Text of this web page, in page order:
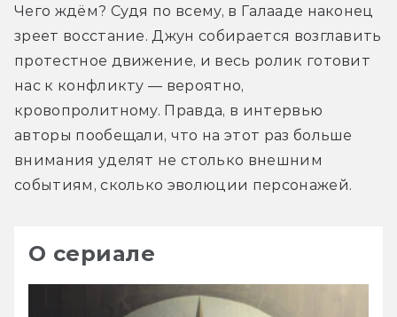
Чего ждём? Судя по всему, в Галааде наконец
зреет восстание. Джун собирается возглавить
протестное движение, и весь ролик готовит
нас к конфликту — вероятно,
кровопролитному. Правда, в интервью
авторы пообещали, что на этот раз больше
внимания уделят не столько внешним
событиям, сколько эволюции персонажей.
О сериале